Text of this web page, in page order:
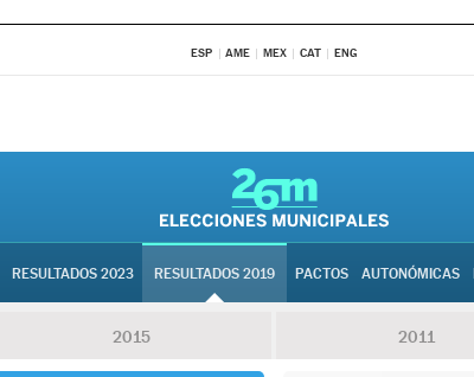
ESP AME MEX CAT ENG
RESULTADOS 2023 RESULTADOS 2019 PACTOS AUTONÓMICAS
2015 2011